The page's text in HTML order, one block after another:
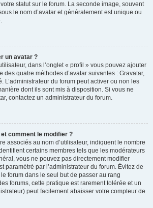
statut sur le forum. La seconde image, souvent
le nom d’avatar et généralement est unique ou
un avatar ?
dans l’onglet « profil » vous pouvez ajouter
des quatre méthodes d’avatar suivantes : Gravatar,
L’administrateur du forum peut activer ou non les
dont ils sont mis à disposition. Si vous ne
contactez un administrateur du forum.
et comment le modifier ?
associés au nom d’utilisateur, indiquent le nombre
certains membres tels que les modérateurs
vous ne pouvez pas directement modifier
paramétré par l’administrateur du forum. Évitez de
forum dans le seul but de passer au rang
forums, cette pratique est rarement tolérée et un
peut facilement abaisser votre compteur de